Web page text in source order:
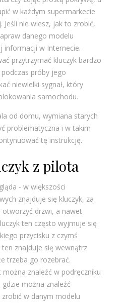
w każdym supermarkecie
Jeśli nie wiesz, jak to zrobić,
danego modelu
informacji w Internecie.
przytrzymać kluczyk bardzo
próby jego
niewielki sygnał, który
samochodu.
od domu, wymiana starych
problematyczna i w takim
tę instrukcję.
z pilota
- w większości
znajduje się kluczyk, za
drzwi, a nawet
ten często wyjmuje się
przycisku z czymś
ten znajduje się wewnątrz
trzeba go rozebrać.
znaleźć w podręczniku
można znaleźć
w danym modelu